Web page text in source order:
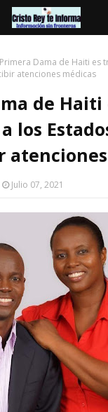
Primera Dama de Haiti es
atenciones médicas
de Haiti
los
Julio 07, 2021